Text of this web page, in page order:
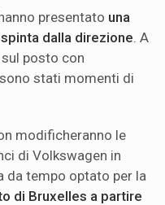
presentato una
dalla direzione . A
posto con
stati momenti di
modificheranno le
di Volkswagen in
da tempo optato per la
di Bruxelles a partire